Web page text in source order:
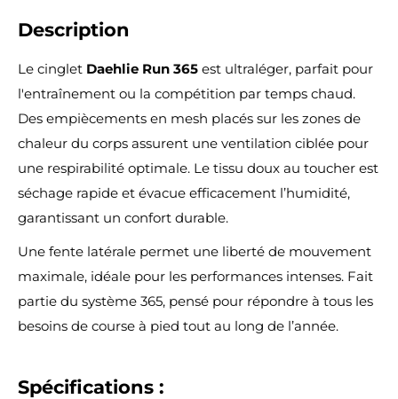
Description
Le cinglet Daehlie Run 365 est ultraléger, parfait pour
l'entraînement ou la compétition par temps chaud.
Des empiècements en mesh placés sur les zones de
chaleur du corps assurent une ventilation ciblée pour
une respirabilité optimale. Le tissu doux au toucher est
séchage rapide et évacue efficacement l’humidité,
garantissant un confort durable.
Une fente latérale permet une liberté de mouvement
maximale, idéale pour les performances intenses. Fait
partie du système 365, pensé pour répondre à tous les
besoins de course à pied tout au long de l’année.
Spécifications :